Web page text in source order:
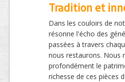
Tradition et
Dans les couloirs de
résonne l'écho des
passées à travers
nous restaurons. Nous
profondément le
richesse de ces pièces